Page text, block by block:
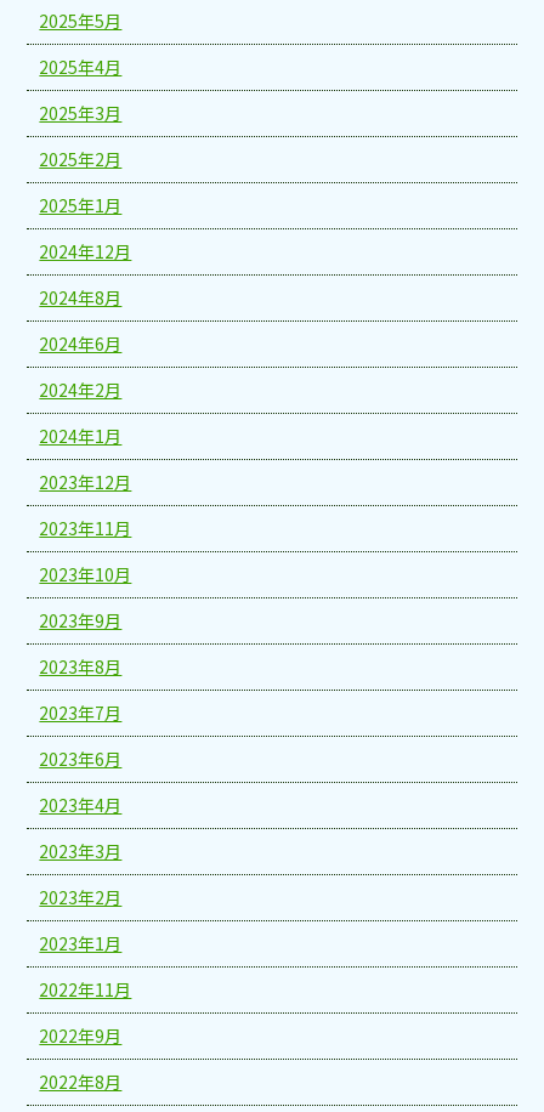
2025年5月
2025年4月
2025年3月
2025年2月
2025年1月
2024年12月
2024年8月
2024年6月
2024年2月
2024年1月
2023年12月
2023年11月
2023年10月
2023年9月
2023年8月
2023年7月
2023年6月
2023年4月
2023年3月
2023年2月
2023年1月
2022年11月
2022年9月
2022年8月